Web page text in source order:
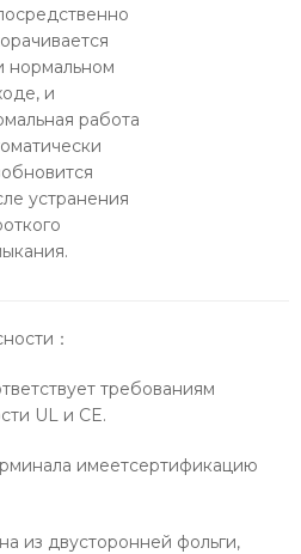
нормальном
и
работа
устранения
：
требованиям
UL и CE.
имеетсертификацию
из двусторонней фольги,